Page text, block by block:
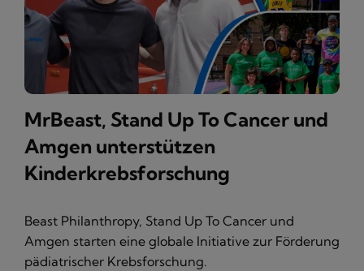
MrBeast, Stand Up To Cancer und
Amgen unterstützen
Kinderkrebsforschung
Beast Philanthropy, Stand Up To Cancer und
Amgen starten eine globale Initiative zur Förderung
pädiatrischer Krebsforschung.